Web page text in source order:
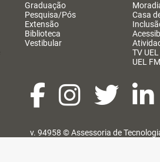
Graduação
Pesquisa/Pós
Extensão
Biblioteca
Vestibular
Casa
TV UEL
UEL FM
v. 94958 ©Assessoria de